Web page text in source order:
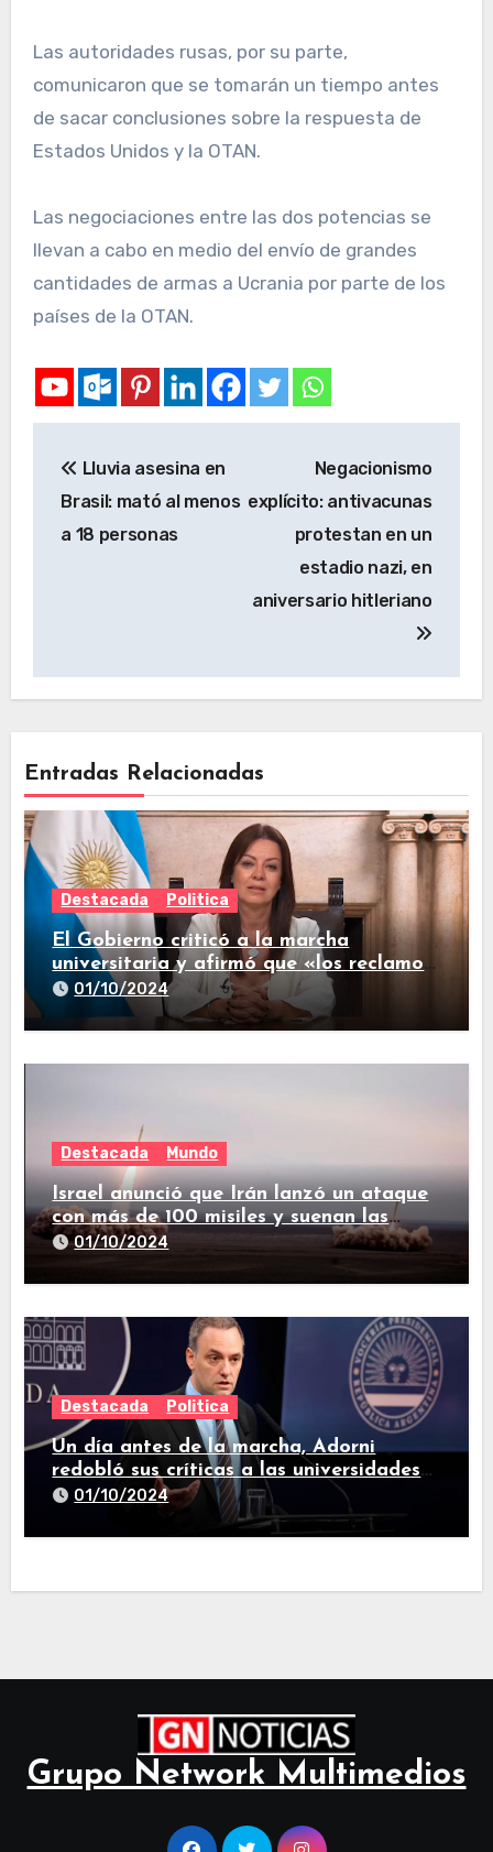
Las autoridades rusas, por su parte,
comunicaron que se tomarán un tiempo antes
de sacar conclusiones sobre la respuesta de
Estados Unidos y la OTAN.
Las negociaciones entre las dos potencias se
llevan a cabo en medio del envío de grandes
cantidades de armas a Ucrania por parte de los
países de la OTAN.
Lluvia asesina en
Brasil: mató al menos
a 18 personas
Negacionismo
explícito: antivacunas
protestan en un
estadio nazi, en
aniversario hitleriano
Entradas Relacionadas
Destacada Politica
El Gobierno criticó a la marcha
universitaria y afirmó que «los reclamos
están todos resueltos»
01/10/2024
Destacada Mundo
Israel anunció que Irán lanzó un ataque
con más de 100 misiles y suenan las
sirenas en todo el país
01/10/2024
Destacada Politica
Un día antes de la marcha, Adorni
redobló sus críticas a las universidades
nacionales
01/10/2024
Grupo Network Multimedios